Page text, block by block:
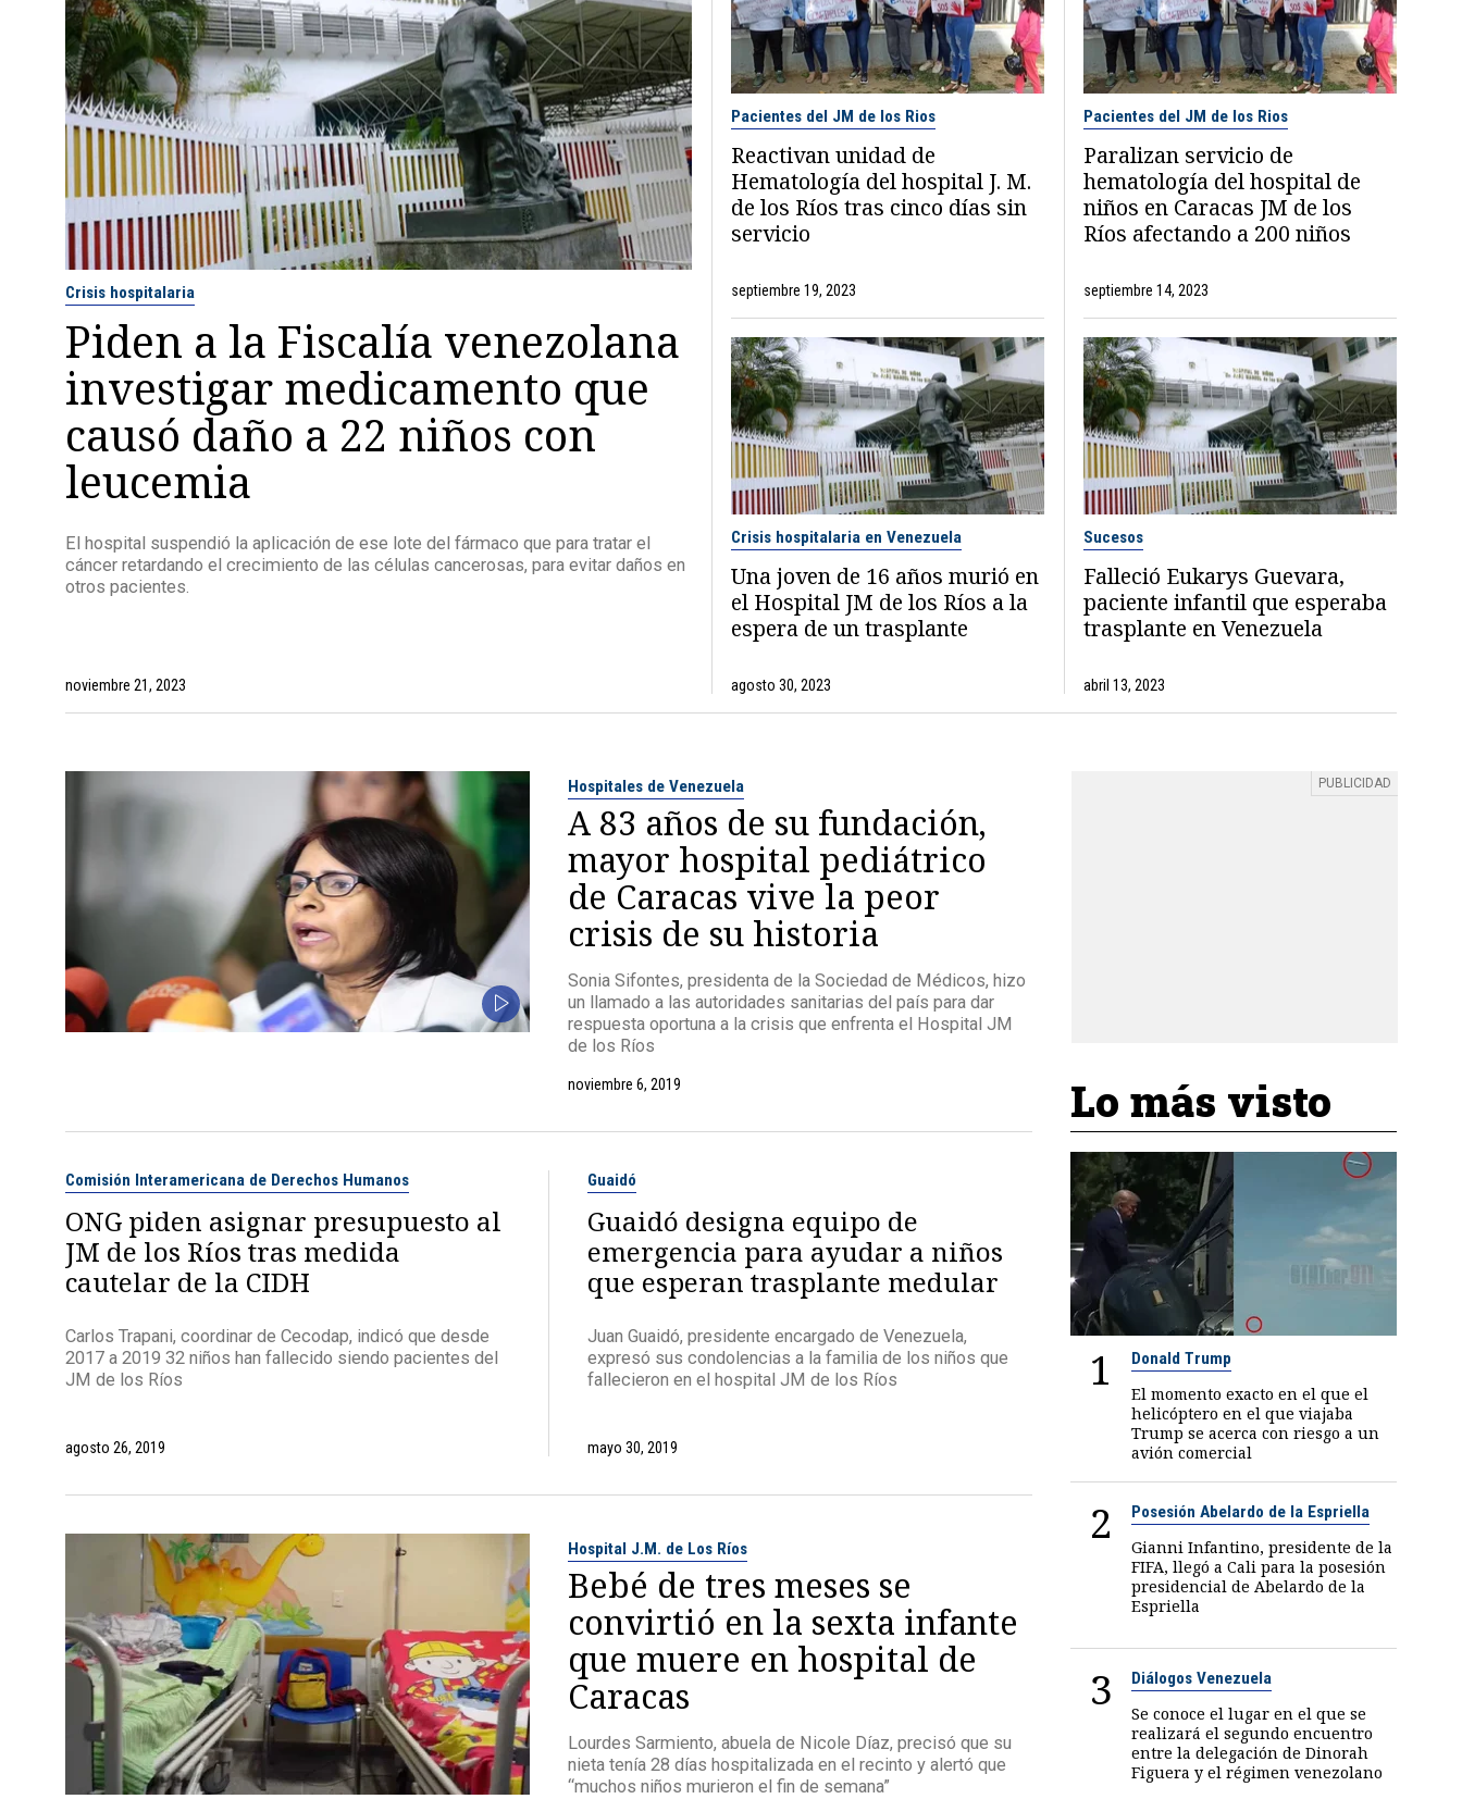
Crisis hospitalaria
Piden a la Fiscalía venezolana
investigar medicamento que
causó daño a 22 niños con
leucemia
El hospital suspendió la aplicación de ese lote del fármaco que para tratar el
cáncer retardando el crecimiento de las células cancerosas, para evitar daños en
otros pacientes.
noviembre 21, 2023
Pacientes del JM de los Rios
Reactivan unidad de
Hematología del hospital J. M.
de los Ríos tras cinco días sin
servicio
septiembre 19, 2023
Pacientes del JM de los Rios
Paralizan servicio de
hematología del hospital de
niños en Caracas JM de los
Ríos afectando a 200 niños
septiembre 14, 2023
Crisis hospitalaria en Venezuela
Una joven de 16 años murió en
el Hospital JM de los Ríos a la
espera de un trasplante
agosto 30, 2023
Sucesos
Falleció Eukarys Guevara,
paciente infantil que esperaba
trasplante en Venezuela
abril 13, 2023
Hospitales de Venezuela
A 83 años de su fundación,
mayor hospital pediátrico
de Caracas vive la peor
crisis de su historia
Sonia Sifontes, presidenta de la Sociedad de Médicos, hizo
un llamado a las autoridades sanitarias del país para dar
respuesta oportuna a la crisis que enfrenta el Hospital JM
de los Ríos
noviembre 6, 2019
Comisión Interamericana de Derechos Humanos
ONG piden asignar presupuesto al
JM de los Ríos tras medida
cautelar de la CIDH
Carlos Trapani, coordinar de Cecodap, indicó que desde
2017 a 2019 32 niños han fallecido siendo pacientes del
JM de los Ríos
agosto 26, 2019
Guaidó
Guaidó designa equipo de
emergencia para ayudar a niños
que esperan trasplante medular
Juan Guaidó, presidente encargado de Venezuela,
expresó sus condolencias a la familia de los niños que
fallecieron en el hospital JM de los Ríos
mayo 30, 2019
Hospital J.M. de Los Ríos
Bebé de tres meses se
convirtió en la sexta infante
que muere en hospital de
Caracas
Lourdes Sarmiento, abuela de Nicole Díaz, precisó que su
nieta tenía 28 días hospitalizada en el recinto y alertó que
“muchos niños murieron el fin de semana”
Lo más visto
1 Donald Trump
El momento exacto en el que el
helicóptero en el que viajaba
Trump se acerca con riesgo a un
avión comercial
2 Posesión Abelardo de la Espriella
Gianni Infantino, presidente de la
FIFA, llegó a Cali para la posesión
presidencial de Abelardo de la
Espriella
3 Diálogos Venezuela
Se conoce el lugar en el que se
realizará el segundo encuentro
entre la delegación de Dinorah
Figuera y el régimen venezolano